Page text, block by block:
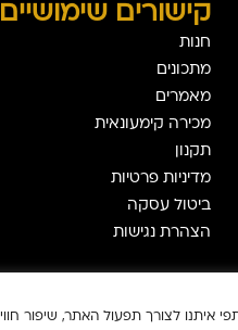
קישורים שימושיים
חנות
מתכונים
מאמרים
מכירה קימעונאית
תקנון
מדיניות פרטיות
ביטול עסקה
הצהרת נגישות